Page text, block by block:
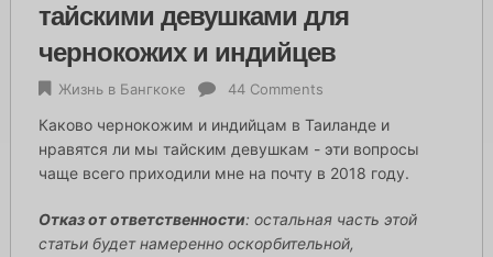
тайскими девушками для
чернокожих и индийцев
Жизнь в Бангкоке 44 Comments
Каково чернокожим и индийцам в Таиланде и
нравятся ли мы тайским девушкам - эти вопросы
чаще всего приходили мне на почту в 2018 году.
Отказ от ответственности: остальная часть этой
статьи будет намеренно оскорбительной,